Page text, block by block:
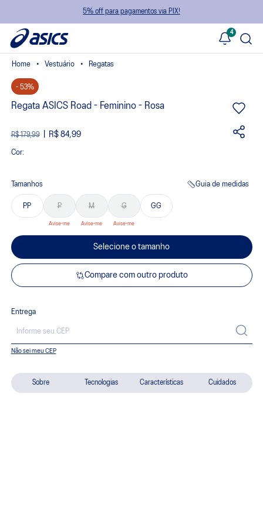
5% off para pagamentos via PIX!
4
Sobre Tecnologias Características Cuidados
Vestuário Regatas
- 53%
Regata ASICS Road - Feminino - Rosa
R$ 179,99 R$ 84,99
Cor:
Tamanhos Guia de medidas
PP P M G GG
Selecione o tamanho
Compare com outro produto
Entrega
Não sei meu CEP